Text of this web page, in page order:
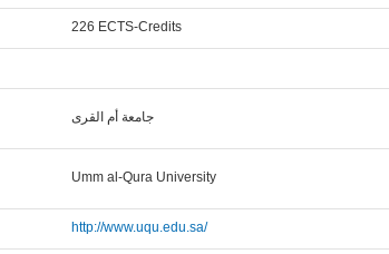
226 ECTS-Credits
جامعة أم القرى
Umm al-Qura University
http://www.uqu.edu.sa/